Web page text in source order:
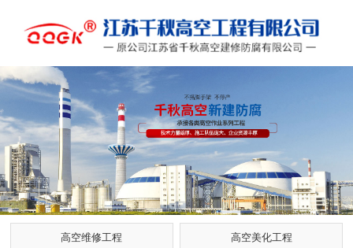
高空维修工程 高空美化工程